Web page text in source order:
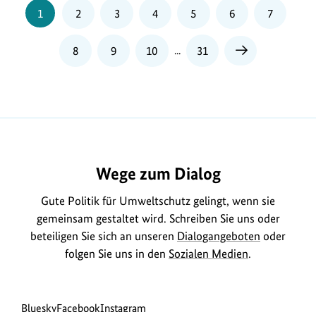
dieser
Vorschriften
die
auch
durch
die
Umweltämter.
im
Seite
1 Seite
2 Seite
3 Seite
4 Seite
5 Seite
6 Seite
7
Seite
8 Seite
9 Seite
10 ... 31
Nächste
Wege zum Dialog
Gute Politik für Umweltschutz gelingt, wenn sie
gemeinsam gestaltet wird. Schreiben Sie uns oder
beteiligen Sie sich an unseren Dialogangeboten oder
folgen Sie uns in den Sozialen Medien.
Social
Blueskyzur
Facebookzur
Instagram